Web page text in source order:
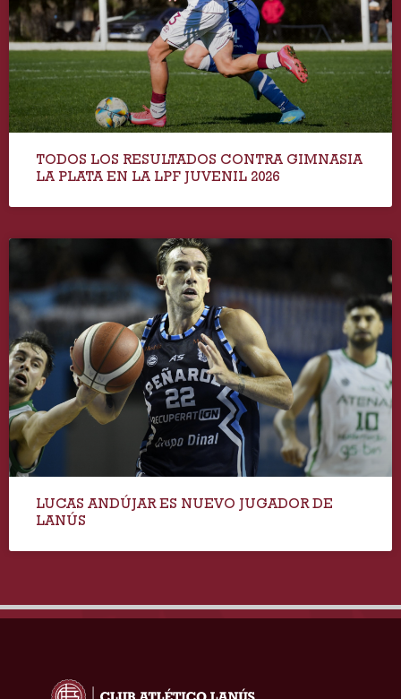
TODOS LOS RESULTADOS CONTRA GIMNASIA
LA PLATA EN LA LPF JUVENIL 2026
LUCAS ANDÚJAR ES NUEVO JUGADOR DE
LANÚS